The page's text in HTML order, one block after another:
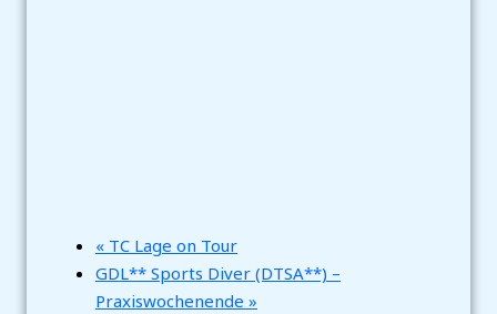
« TC Lage on Tour
GDL** Sports Diver (DTSA**) –
Praxiswochenende »